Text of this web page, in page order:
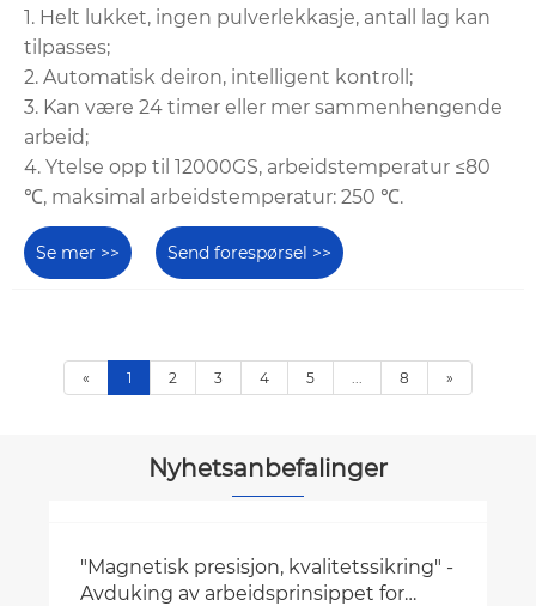
1. Helt lukket, ingen pulverlekkasje, antall lag kan
tilpasses;
2. Automatisk deiron, intelligent kontroll;
3. Kan være 24 timer eller mer sammenhengende
arbeid;
4. Ytelse opp til 12000GS, arbeidstemperatur ≤80
℃, maksimal arbeidstemperatur: 250 ℃.
Se mer >> Send forespørsel >>
« 1 2 3 4 5 ... 8 »
Nyhetsanbefalinger